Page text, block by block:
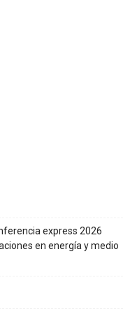
express 2026
en energía y medio